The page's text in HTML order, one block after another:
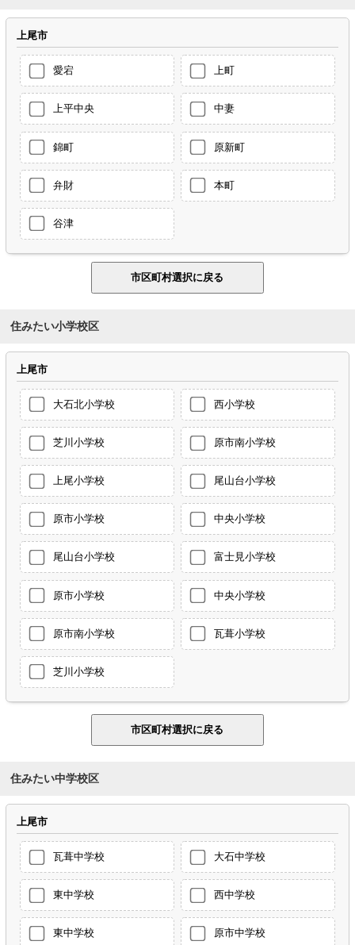
上尾市
愛宕 上町
上平中央 中妻
錦町 原新町
弁財 本町
谷津
住みたい小学校区
上尾市
大石北小学校 西小学校
芝川小学校 原市南小学校
上尾小学校 尾山台小学校
原市小学校 中央小学校
尾山台小学校 富士見小学校
原市小学校 中央小学校
原市南小学校 瓦葺小学校
芝川小学校
住みたい中学校区
上尾市
瓦葺中学校 大石中学校
東中学校 西中学校
東中学校 原市中学校